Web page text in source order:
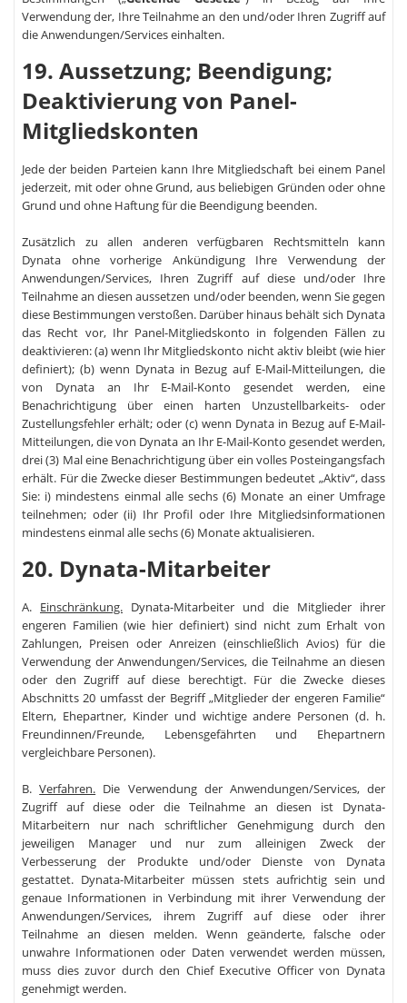
Verwendung der, Ihre Teilnahme an den und/oder Ihren Zugriff auf
die Anwendungen/Services einhalten.
19. Aussetzung; Beendigung;
Deaktivierung von Panel-
Mitgliedskonten
Jede der beiden Parteien kann Ihre Mitgliedschaft bei einem Panel
jederzeit, mit oder ohne Grund, aus beliebigen Gründen oder ohne
Grund und ohne Haftung für die Beendigung beenden.
Zusätzlich zu allen anderen verfügbaren Rechtsmitteln kann
Dynata ohne vorherige Ankündigung Ihre Verwendung der
Anwendungen/Services, Ihren Zugriff auf diese und/oder Ihre
Teilnahme an diesen aussetzen und/oder beenden, wenn Sie gegen
diese Bestimmungen verstoßen. Darüber hinaus behält sich Dynata
das Recht vor, Ihr Panel-Mitgliedskonto in folgenden Fällen zu
deaktivieren: (a) wenn Ihr Mitgliedskonto nicht aktiv bleibt (wie hier
definiert); (b) wenn Dynata in Bezug auf E-Mail-Mitteilungen, die
von Dynata an Ihr E-Mail-Konto gesendet werden, eine
Benachrichtigung über einen harten Unzustellbarkeits- oder
Zustellungsfehler erhält; oder (c) wenn Dynata in Bezug auf E-Mail-
Mitteilungen, die von Dynata an Ihr E-Mail-Konto gesendet werden,
drei (3) Mal eine Benachrichtigung über ein volles Posteingangsfach
erhält. Für die Zwecke dieser Bestimmungen bedeutet „Aktiv“, dass
Sie: i) mindestens einmal alle sechs (6) Monate an einer Umfrage
teilnehmen; oder (ii) Ihr Profil oder Ihre Mitgliedsinformationen
mindestens einmal alle sechs (6) Monate aktualisieren.
20. Dynata-Mitarbeiter
A. Einschränkung. Dynata-Mitarbeiter und die Mitglieder ihrer
engeren Familien (wie hier definiert) sind nicht zum Erhalt von
Zahlungen, Preisen oder Anreizen (einschließlich Avios) für die
Verwendung der Anwendungen/Services, die Teilnahme an diesen
oder den Zugriff auf diese berechtigt. Für die Zwecke dieses
Abschnitts 20 umfasst der Begriff „Mitglieder der engeren Familie“
Eltern, Ehepartner, Kinder und wichtige andere Personen (d. h.
Freundinnen/Freunde, Lebensgefährten und Ehepartnern
vergleichbare Personen).
B.Verfahren. Die Verwendung der Anwendungen/Services, der
Zugriff auf diese oder die Teilnahme an diesen ist Dynata-
Mitarbeitern nur nach schriftlicher Genehmigung durch den
jeweiligen Manager und nur zum alleinigen Zweck der
Verbesserung der Produkte und/oder Dienste von Dynata
gestattet. Dynata-Mitarbeiter müssen stets aufrichtig sein und
genaue Informationen in Verbindung mit ihrer Verwendung der
Anwendungen/Services, ihrem Zugriff auf diese oder ihrer
Teilnahme an diesen melden. Wenn geänderte, falsche oder
unwahre Informationen oder Daten verwendet werden müssen,
muss dies zuvor durch den Chief Executive Officer von Dynata
genehmigt werden.